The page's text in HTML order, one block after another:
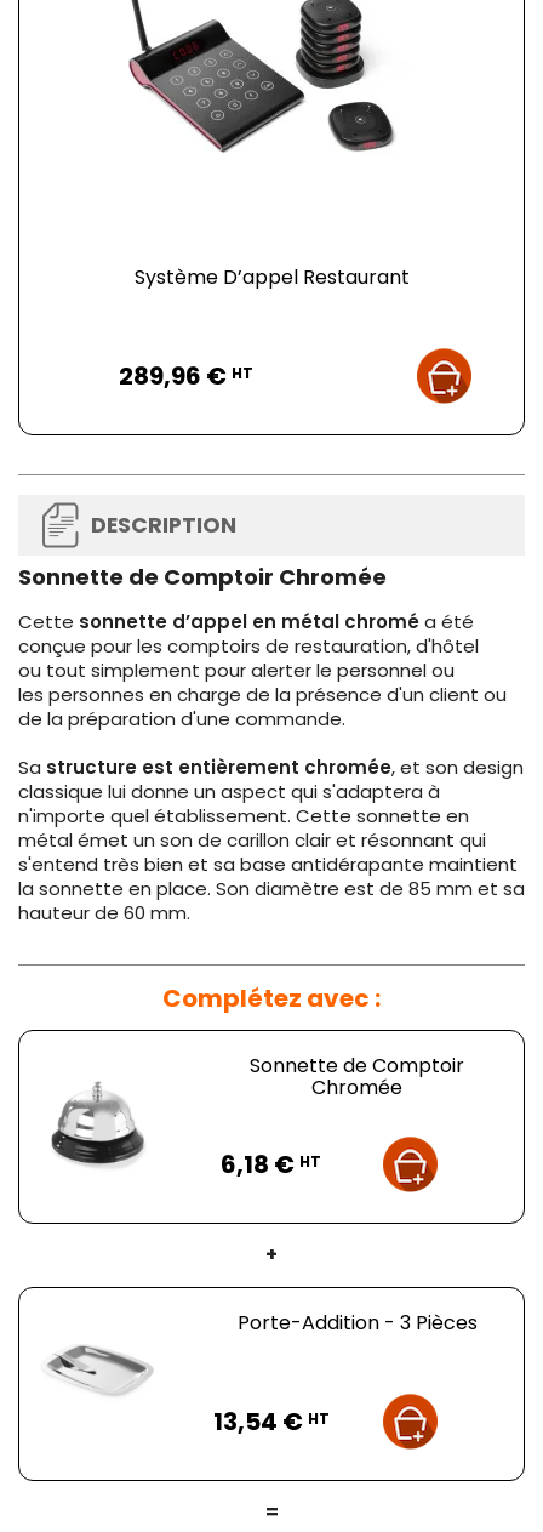
Système D’appel Restaurant
289,96 € HT
DESCRIPTION
Sonnette de Comptoir Chromée
Cette sonnette d’appel en métal chroméa été
conçue pour les comptoirs de restauration, d'hôtel
ou tout simplement pour alerter le personnel ou
les personnes en charge de la présence d'un client ou
de la préparation d'une commande.
Sa structure est entièrement chromée, et son design
classique lui donne un aspect qui s'adaptera à
n'importe quel établissement. Cette sonnette en
métal émet un son de carillon clair et résonnant qui
s'entend très bien et sa base antidérapante maintient
la sonnette en place. Son diamètre est de 85 mm et sa
hauteur de 60 mm.
Complétez avec :
Sonnette de Comptoir
Chromée
6,18 € HT
+
Porte-Addition - 3 Pièces
13,54 € HT
=